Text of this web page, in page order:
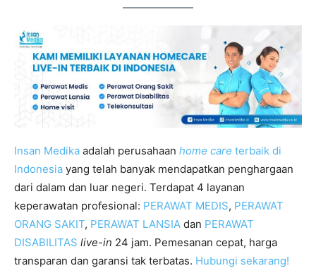
Insan Medika adalah perusahaan home care terbaik di
Indonesia yang telah banyak mendapatkan penghargaan
dari dalam dan luar negeri. Terdapat 4 layanan
keperawatan profesional: PERAWAT MEDIS, PERAWAT
ORANG SAKIT, PERAWAT LANSIA dan PERAWAT
DISABILITAS live-in 24 jam. Pemesanan cepat, harga
transparan dan garansi tak terbatas. Hubungi sekarang!